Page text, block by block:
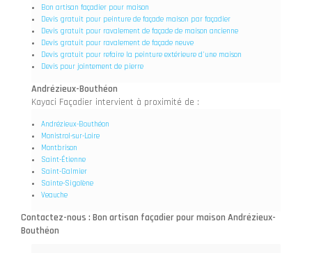
Bon artisan façadier pour maison
Devis gratuit pour peinture de façade maison par façadier
Devis gratuit pour ravalement de façade de maison ancienne
Devis gratuit pour ravalement de façade neuve
Devis gratuit pour refaire la peinture extérieure d'une maison
Devis pour jointement de pierre
Andrézieux-Bouthéon
Kayaci Façadier intervient à proximité de :
Andrézieux-Bouthéon
Monistrol-sur-Loire
Montbrison
Saint-Étienne
Saint-Galmier
Sainte-Sigolène
Veauche
Contactez-nous : Bon artisan façadier pour maison Andrézieux-
Bouthéon